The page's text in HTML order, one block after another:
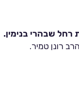
רחל שבהרי בנימין.
רונן טמיר.